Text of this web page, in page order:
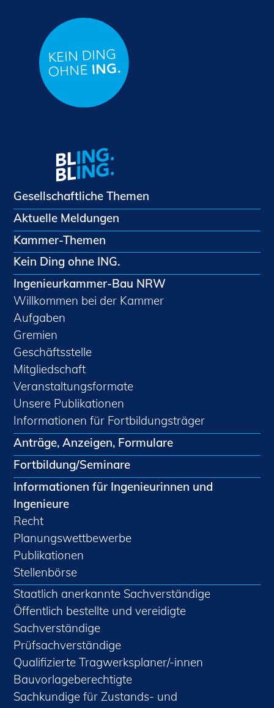
Gesellschaftliche Themen
Aktuelle Meldungen
Kammer-Themen
Kein Ding ohne ING.
Ingenieurkammer-Bau NRW
Willkommen bei der Kammer
Aufgaben
Gremien
Geschäftsstelle
Mitgliedschaft
Veranstaltungsformate
Unsere Publikationen
Informationen für Fortbildungsträger
Anträge, Anzeigen, Formulare
Fortbildung/Seminare
Informationen für Ingenieurinnen und
Ingenieure
Recht
Planungswettbewerbe
Publikationen
Stellenbörse
Staatlich anerkannte Sachverständige
Öffentlich bestellte und vereidigte
Sachverständige
Prüfsachverständige
Qualifizierte Tragwerksplaner/-innen
Bauvorlageberechtigte
Sachkundige für Zustands- und